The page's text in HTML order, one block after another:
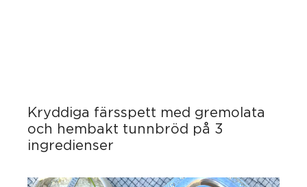
Kryddiga färsspett med gremolata
och hembakt tunnbröd på 3
ingredienser